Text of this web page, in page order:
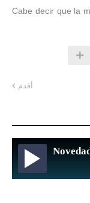
Cabe decir que la
أقدم